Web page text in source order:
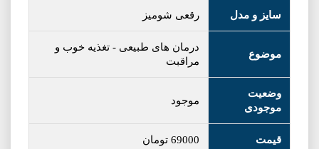
سایز و مدل رقعی شومیز
موضوع
درمان های طبیعی - تغذیه خوب و
مراقبت
وضعیت
موجودی
موجود
قیمت 69000 تومان